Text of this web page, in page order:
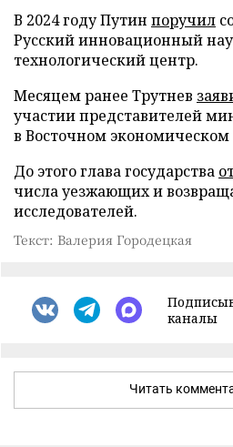
В 2024 году Путин поручил
Русский инновационный
технологический центр.
Месяцем ранее Трутнев
участии представителей
в Восточном
До этого глава государства
числа уезжающих и
исследователей.
Текст: Валерия Городецкая
каналы
Читать